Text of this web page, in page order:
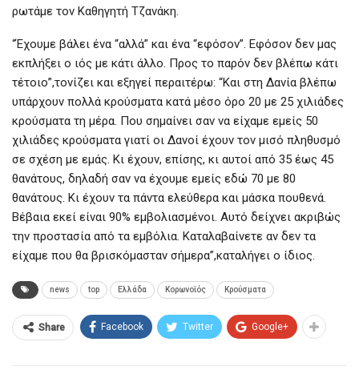
ρωτάμε τον Καθηγητή Τζανάκη.
“Έχουμε βάλει ένα “αλλά” και ένα “εφόσον”. Εφόσον δεν μας
εκπλήξει ο ιός με κάτι άλλο. Προς το παρόν δεν βλέπω κάτι
τέτοιο”,τονίζει και εξηγεί περαιτέρω: “Και στη Δανία βλέπω
υπάρχουν πολλά κρούσματα κατά μέσο όρο 20 με 25 χιλιάδες
κρούσματα τη μέρα. Που σημαίνει σαν να είχαμε εμείς 50
χιλιάδες κρούσματα γιατί οι Δανοί έχουν τον μισό πληθυσμό
σε σχέση με εμάς. Κι έχουν, επίσης, κι αυτοί από 35 έως 45
θανάτους, δηλαδή σαν να έχουμε εμείς εδώ 70 με 80
θανάτους. Κι έχουν τα πάντα ελεύθερα και μάσκα πουθενά.
Βέβαια εκεί είναι 90% εμβολιασμένοι. Αυτό δείχνει ακριβώς
την προστασία από τα εμβόλια. Καταλαβαίνετε αν δεν τα
είχαμε που θα βρισκόμασταν σήμερα”,καταλήγει ο ίδιος.
news top Ελλάδα Κορωνοϊός Κρούσματα
Share Facebook Twitter Google+